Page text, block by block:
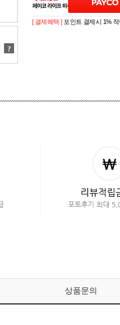
?
페이코 ID로 페이
PAYCO
[ 결제혜택 ] 포인트 결제시 1% 적
상품문의